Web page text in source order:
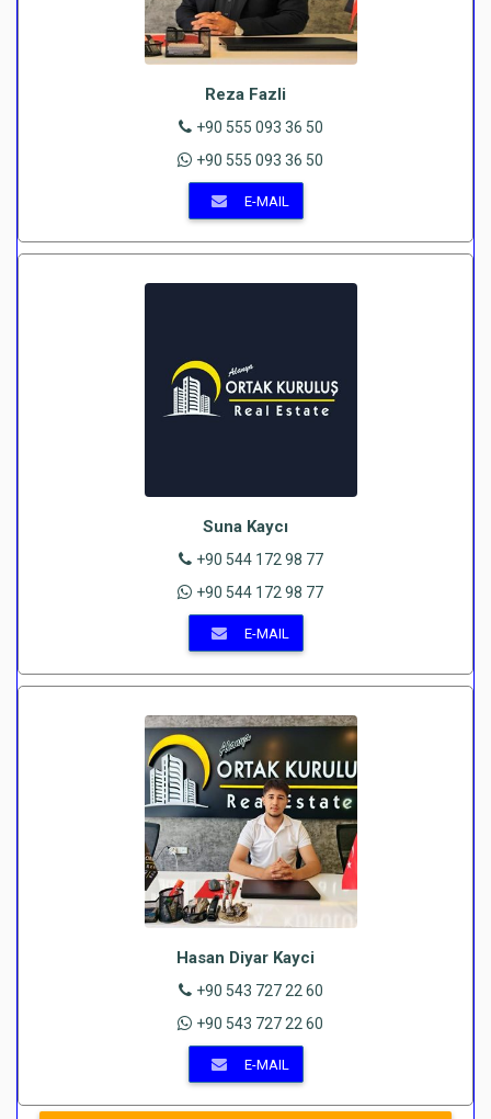
Reza Fazli
+90 555 093 36 50
+90 555 093 36 50
E-MAIL
Suna Kaycı
+90 544 172 98 77
+90 544 172 98 77
E-MAIL
Hasan Diyar Kayci
+90 543 727 22 60
+90 543 727 22 60
E-MAIL